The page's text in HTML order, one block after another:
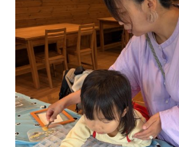
にぎやかな虫の声に誘われて虫取りアミを
見えてなかった景色が見えてくる。「空の